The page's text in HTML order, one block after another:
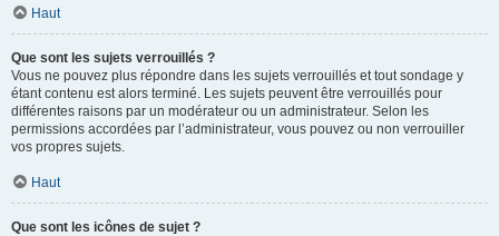
Haut
Que sont les sujets verrouillés ?
Vous ne pouvez plus répondre dans les sujets verrouillés et tout sondage y
étant contenu est alors terminé. Les sujets peuvent être verrouillés pour
différentes raisons par un modérateur ou un administrateur. Selon les
permissions accordées par l’administrateur, vous pouvez ou non verrouiller
vos propres sujets.
Haut
Que sont les icônes de sujet ?